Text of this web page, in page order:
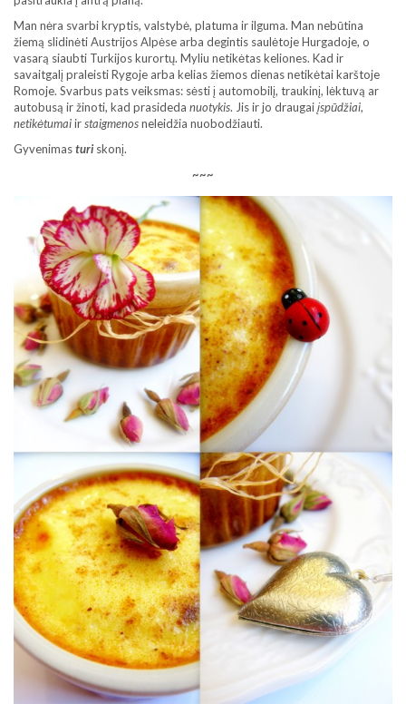
Man nėra svarbi kryptis, valstybė, platuma ir ilguma. Man nebūtina
žiemą slidinėti Austrijos Alpėse arba degintis saulėtoje Hurgadoje, o
vasarą siaubti Turkijos kurortų. Myliu netikėtas keliones. Kad ir
savaitgalį praleisti Rygoje arba kelias žiemos dienas netikėtai karštoje
Romoje. Svarbus pats veiksmas: sėsti į automobilį, traukinį, lėktuvą ar
autobusą ir žinoti, kad prasideda nuotykis. Jis ir jo draugaiįspūdžiai,
netikėtumaiirstaigmenosneleidžia nuobodžiauti.
Gyvenimasturi skonį.
~~~